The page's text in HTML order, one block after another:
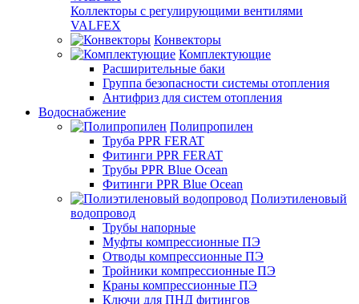
Коллекторы с регулирующими вентилями
VALFEX
Конвекторы
Комплектующие
Расширительные баки
Группа безопасности системы отопления
Антифриз для систем отопления
Водоснабжение
Полипропилен
Труба PPR FERAT
Фитинги PPR FERAT
Трубы PPR Blue Ocean
Фитинги PPR Blue Ocean
Полиэтиленовый
водопровод
Трубы напорные
Муфты компрессионные ПЭ
Отводы компрессионные ПЭ
Тройники компрессионные ПЭ
Краны компрессионные ПЭ
Ключи для ПНД фитингов